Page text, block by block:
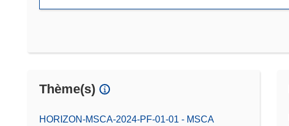
Thème(s)
HORIZON-MSCA-2024-PF-01-01 - MSCA